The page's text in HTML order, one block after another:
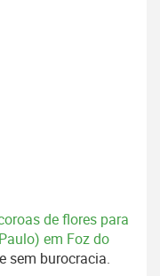
de flores para
em Foz do
sem burocracia.